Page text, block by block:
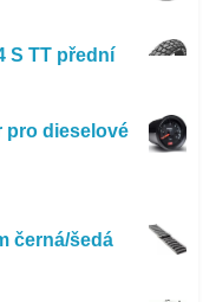
S TT přední
pro dieselové
černá/šedá